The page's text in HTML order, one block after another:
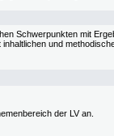
Schwerpunkten mit
und
der LV an.